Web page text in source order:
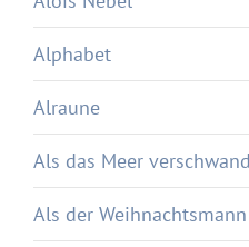
Alphabet
Alraune
Als das Meer verschwand
Als der